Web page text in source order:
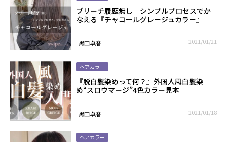
ブリーチ履歴無し シンプルプロセスでか
なえる『チャコールグレージュカラー』
黒田卓磨 2021/01/21
ヘアカラー
『脱白髪染めって何？』外国人風白髪染
め“スロウマージ”4色カラー見本
黒田卓磨 2021/01/18
ヘアカラー